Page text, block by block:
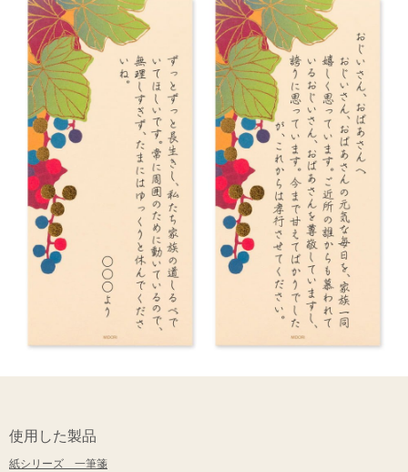
使用した製品
紙シリーズ 一筆箋